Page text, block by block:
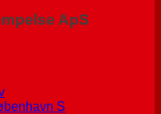
ApS
S